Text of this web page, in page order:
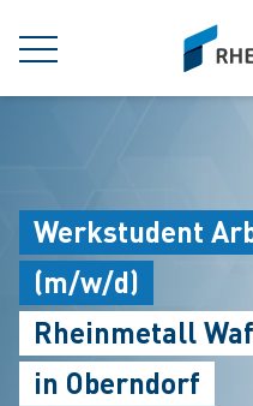
MENÜ
siteLogo
Werkstudent
(m/w/d)
Rheinmetall
in Oberndorf